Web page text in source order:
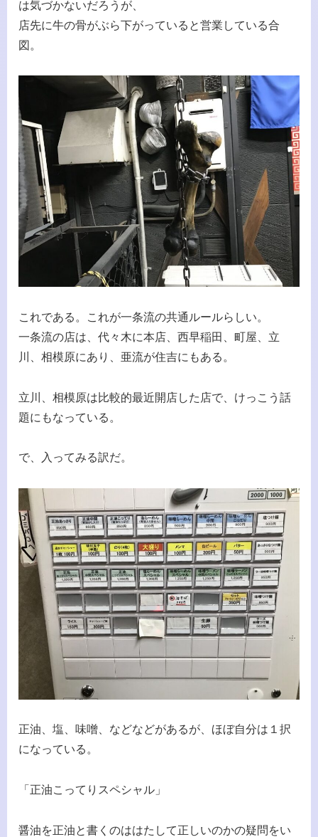
は気づかないだろうが、
店先に牛の骨がぶら下がっていると営業している合
図。
これである。これが一条流の共通ルールらしい。
一条流の店は、代々木に本店、西早稲田、町屋、立
川、相模原にあり、亜流が住吉にもある。
立川、相模原は比較的最近開店した店で、けっこう話
題にもなっている。
で、入ってみる訳だ。
正油、塩、味噌、などなどがあるが、ほぼ自分は１択
になっている。
「正油こってりスペシャル」
醤油を正油と書くのははたして正しいのかの疑問をい